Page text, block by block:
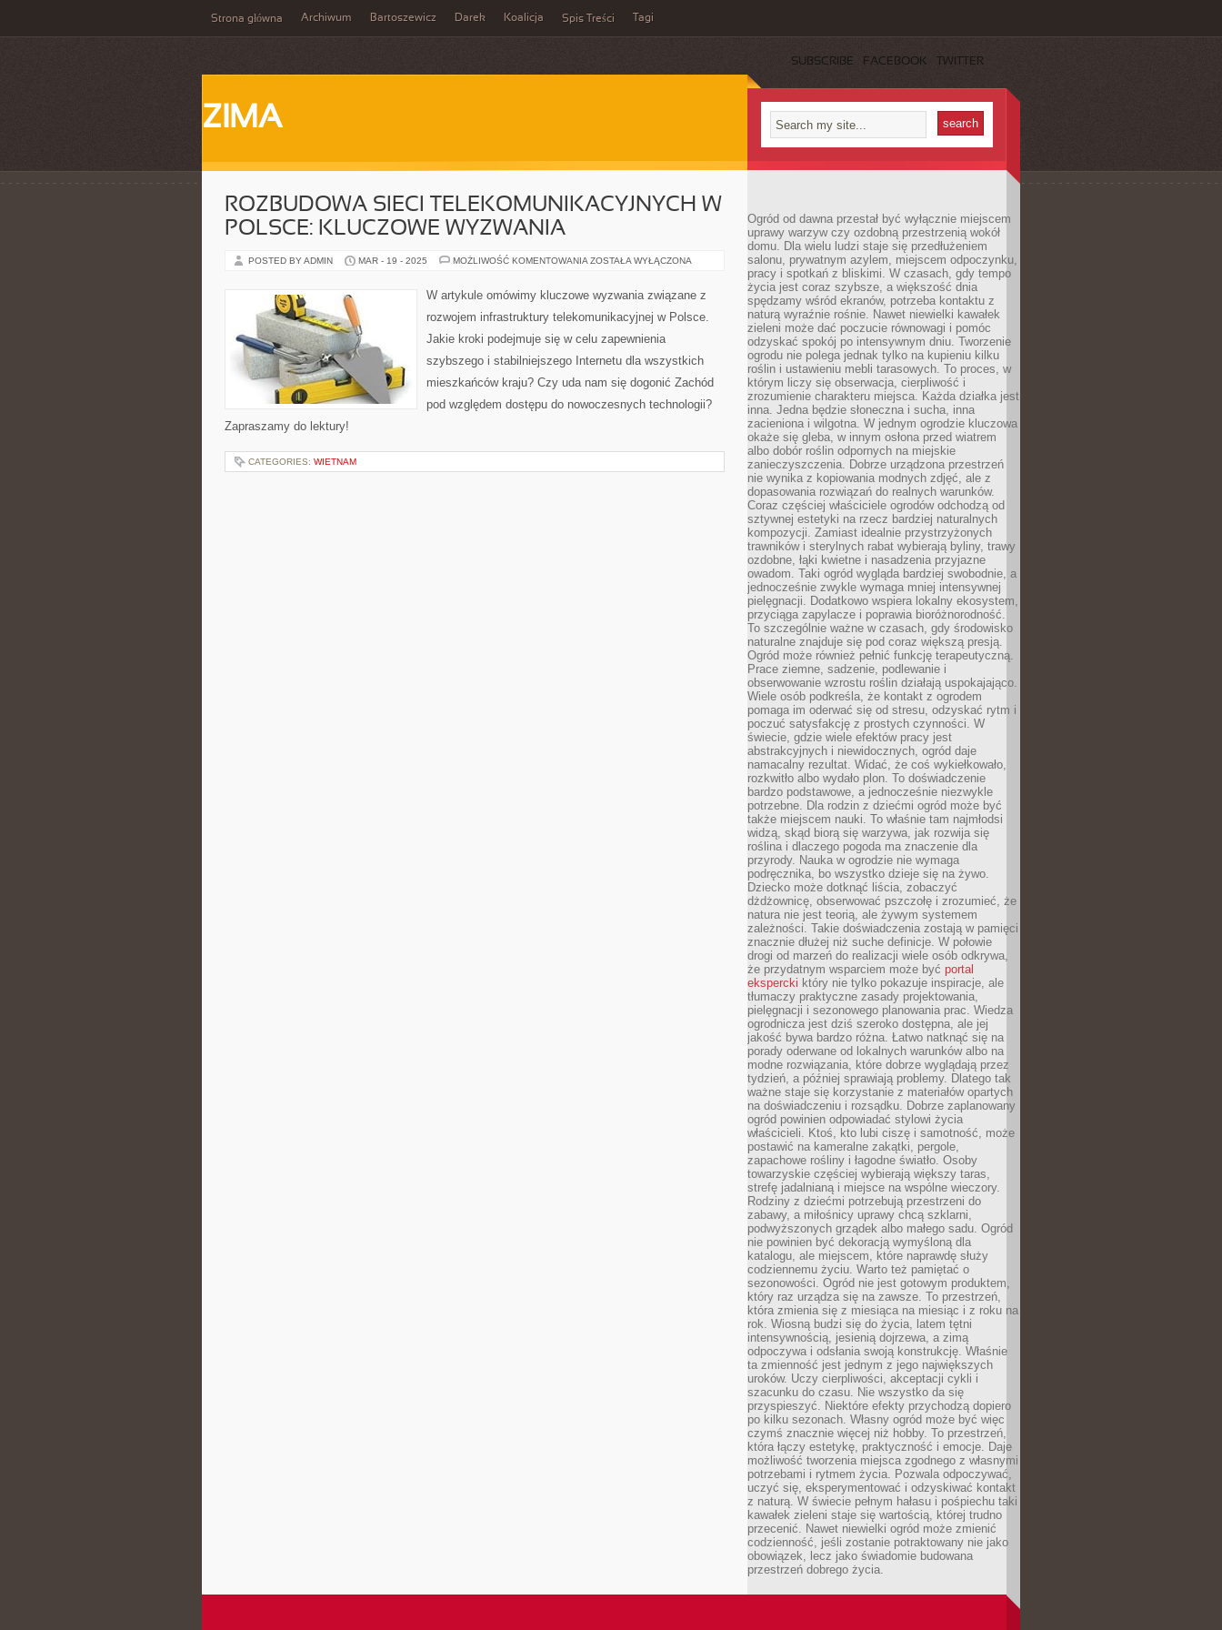
Strona główna Archiwum Bartoszewicz Darek Koalicja Spis Treści Tagi
SUBSCRIBE FACEBOOK TWITTER
ZIMA
ROZBUDOWA SIECI TELEKOMUNIKACYJNYCH W
POLSCE: KLUCZOWE WYZWANIA
POSTED BY ADMIN MAR - 19 - 2025 MOŻLIWOŚĆ KOMENTOWANIA ROZBUDOWA
POLSCE:
WYZWANIA
ZOSTAŁA WYŁĄCZONA
W artykule omówimy kluczowe wyzwania związane z
rozwojem infrastruktury telekomunikacyjnej w Polsce.
Jakie kroki podejmuje się w celu zapewnienia
szybszego i stabilniejszego Internetu dla wszystkich
mieszkańców kraju? Czy uda nam się dogonić Zachód
pod względem dostępu do nowoczesnych technologii?
Zapraszamy do lektury!
CATEGORIES: WIETNAM
Ogród od dawna przestał być wyłącznie miejscem
uprawy warzyw czy ozdobną przestrzenią wokół
domu. Dla wielu ludzi staje się przedłużeniem
salonu, prywatnym azylem, miejscem odpoczynku,
pracy i spotkań z bliskimi. W czasach, gdy tempo
życia jest coraz szybsze, a większość dnia
spędzamy wśród ekranów, potrzeba kontaktu z
naturą wyraźnie rośnie. Nawet niewielki kawałek
zieleni może dać poczucie równowagi i pomóc
odzyskać spokój po intensywnym dniu. Tworzenie
ogrodu nie polega jednak tylko na kupieniu kilku
roślin i ustawieniu mebli tarasowych. To proces, w
którym liczy się obserwacja, cierpliwość i
zrozumienie charakteru miejsca. Każda działka jest
inna. Jedna będzie słoneczna i sucha, inna
zacieniona i wilgotna. W jednym ogrodzie kluczowa
okaże się gleba, w innym osłona przed wiatrem
albo dobór roślin odpornych na miejskie
zanieczyszczenia. Dobrze urządzona przestrzeń
nie wynika z kopiowania modnych zdjęć, ale z
dopasowania rozwiązań do realnych warunków.
Coraz częściej właściciele ogrodów odchodzą od
sztywnej estetyki na rzecz bardziej naturalnych
kompozycji. Zamiast idealnie przystrzyżonych
trawników i sterylnych rabat wybierają byliny, trawy
ozdobne, łąki kwietne i nasadzenia przyjazne
owadom. Taki ogród wygląda bardziej swobodnie, a
jednocześnie zwykle wymaga mniej intensywnej
pielęgnacji. Dodatkowo wspiera lokalny ekosystem,
przyciąga zapylacze i poprawia bioróżnorodność.
To szczególnie ważne w czasach, gdy środowisko
naturalne znajduje się pod coraz większą presją.
Ogród może również pełnić funkcję terapeutyczną.
Prace ziemne, sadzenie, podlewanie i
obserwowanie wzrostu roślin działają uspokajająco.
Wiele osób podkreśla, że kontakt z ogrodem
pomaga im oderwać się od stresu, odzyskać rytm i
poczuć satysfakcję z prostych czynności. W
świecie, gdzie wiele efektów pracy jest
abstrakcyjnych i niewidocznych, ogród daje
namacalny rezultat. Widać, że coś wykiełkowało,
rozkwitło albo wydało plon. To doświadczenie
bardzo podstawowe, a jednocześnie niezwykle
potrzebne. Dla rodzin z dziećmi ogród może być
także miejscem nauki. To właśnie tam najmłodsi
widzą, skąd biorą się warzywa, jak rozwija się
roślina i dlaczego pogoda ma znaczenie dla
przyrody. Nauka w ogrodzie nie wymaga
podręcznika, bo wszystko dzieje się na żywo.
Dziecko może dotknąć liścia, zobaczyć
dżdżownicę, obserwować pszczołę i zrozumieć, że
natura nie jest teorią, ale żywym systemem
zależności. Takie doświadczenia zostają w pamięci
znacznie dłużej niż suche definicje. W połowie
drogi od marzeń do realizacji wiele osób odkrywa,
że przydatnym wsparciem może być portal
ekspercki który nie tylko pokazuje inspiracje, ale
tłumaczy praktyczne zasady projektowania,
pielęgnacji i sezonowego planowania prac. Wiedza
ogrodnicza jest dziś szeroko dostępna, ale jej
jakość bywa bardzo różna. Łatwo natknąć się na
porady oderwane od lokalnych warunków albo na
modne rozwiązania, które dobrze wyglądają przez
tydzień, a później sprawiają problemy. Dlatego tak
ważne staje się korzystanie z materiałów opartych
na doświadczeniu i rozsądku. Dobrze zaplanowany
ogród powinien odpowiadać stylowi życia
właścicieli. Ktoś, kto lubi ciszę i samotność, może
postawić na kameralne zakątki, pergole,
zapachowe rośliny i łagodne światło. Osoby
towarzyskie częściej wybierają większy taras,
strefę jadalnianą i miejsce na wspólne wieczory.
Rodziny z dziećmi potrzebują przestrzeni do
zabawy, a miłośnicy uprawy chcą szklarni,
podwyższonych grządek albo małego sadu. Ogród
nie powinien być dekoracją wymyśloną dla
katalogu, ale miejscem, które naprawdę służy
codziennemu życiu. Warto też pamiętać o
sezonowości. Ogród nie jest gotowym produktem,
który raz urządza się na zawsze. To przestrzeń,
która zmienia się z miesiąca na miesiąc i z roku na
rok. Wiosną budzi się do życia, latem tętni
intensywnością, jesienią dojrzewa, a zimą
odpoczywa i odsłania swoją konstrukcję. Właśnie
ta zmienność jest jednym z jego największych
uroków. Uczy cierpliwości, akceptacji cykli i
szacunku do czasu. Nie wszystko da się
przyspieszyć. Niektóre efekty przychodzą dopiero
po kilku sezonach. Własny ogród może być więc
czymś znacznie więcej niż hobby. To przestrzeń,
która łączy estetykę, praktyczność i emocje. Daje
możliwość tworzenia miejsca zgodnego z własnymi
potrzebami i rytmem życia. Pozwala odpoczywać,
uczyć się, eksperymentować i odzyskiwać kontakt
z naturą. W świecie pełnym hałasu i pośpiechu taki
kawałek zieleni staje się wartością, której trudno
przecenić. Nawet niewielki ogród może zmienić
codzienność, jeśli zostanie potraktowany nie jako
obowiązek, lecz jako świadomie budowana
przestrzeń dobrego życia.